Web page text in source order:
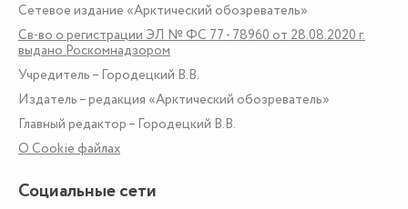
Сетевое издание «Арктический обозреватель»
Св-во о регистрации ЭЛ № ФС 77 - 78960 от 28.08.2020 г.
выдано Роскомнадзором
Учредитель – Городецкий В.В.
Издатель – редакция «Арктический обозреватель»
Главный редактор – Городецкий В.В.
О Сookie файлах
Социальные сети